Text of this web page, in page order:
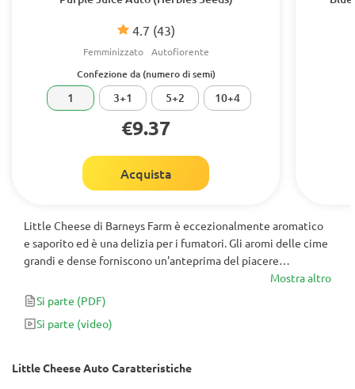
4.7 (43)
Femminizzato Autofiorente
Confezione da (numero di semi)
1 3+1 5+2 10+4
€9.37
Acquista
Little Cheese di Barneys Farm è eccezionalmente aromatico
e saporito ed è una delizia per i fumatori. Gli aromi delle cime
grandi e dense forniscono un'anteprima del piacere
meravigliosamente bilanciate da note pungenti e muschiate.
Mostra altro
Si parte (PDF)
Si parte (video)
Little Cheese Auto Caratteristiche